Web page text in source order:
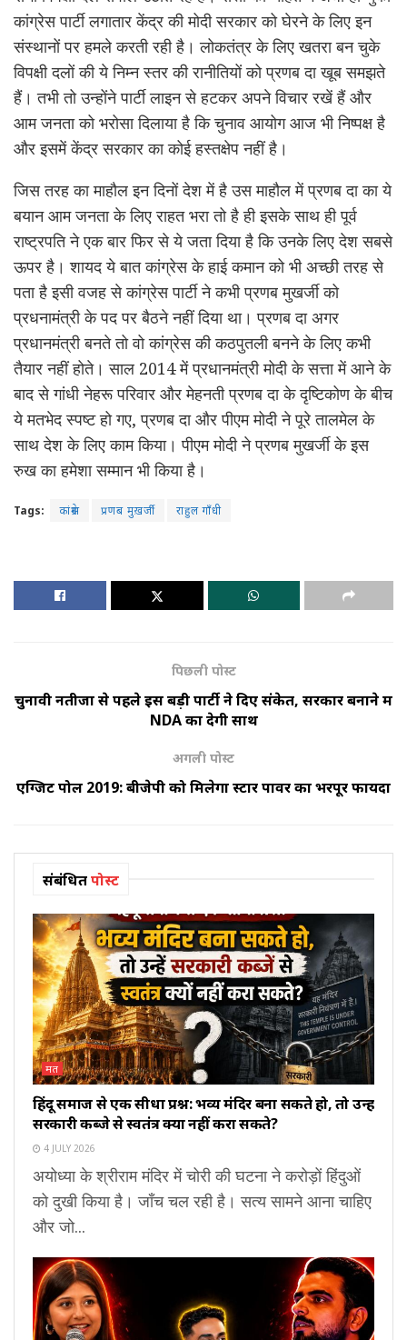
कांग्रेस पार्टी लगातार केंद्र की मोदी सरकार को घेरने के लिए इन
संस्थानों पर हमले करती रही है। लोकतंत्र के लिए खतरा बन चुके
विपक्षी दलों की ये निम्न स्तर की रानीतियों को प्रणब दा खूब समझते
हैं। तभी तो उन्होंने पार्टी लाइन से हटकर अपने विचार रखें हैं और
आम जनता को भरोसा दिलाया है कि चुनाव आयोग आज भी निष्पक्ष है
और इसमें केंद्र सरकार का कोई हस्तक्षेप नहीं है।
जिस तरह का माहौल इन दिनों देश में है उस माहौल में प्रणब दा का ये
बयान आम जनता के लिए राहत भरा तो है ही इसके साथ ही पूर्व
राष्ट्रपति ने एक बार फिर से ये जता दिया है कि उनके लिए देश सबसे
ऊपर है। शायद ये बात कांग्रेस के हाई कमान को भी अच्छी तरह से
पता है इसी वजह से कांग्रेस पार्टी ने कभी प्रणब मुखर्जी को
प्रधनामंत्री के पद पर बैठने नहीं दिया था। प्रणब दा अगर
प्रधानमंत्री बनते तो वो कांग्रेस की कठपुतली बनने के लिए कभी
तैयार नहीं होते। साल 2014 में प्रधानमंत्री मोदी के सत्ता में आने के
बाद से गांधी नेहरू परिवार और मेहनती प्रणब दा के दृष्टिकोण के बीच
ये मतभेद स्पष्ट हो गए, प्रणब दा और पीएम मोदी ने पूरे तालमेल के
साथ देश के लिए काम किया। पीएम मोदी ने प्रणब मुखर्जी के इस
रुख का हमेशा सम्मान भी किया है।
Tags: कांग्रेस प्रणब मुख़र्जी राहुल गाँधी
पिछली पोस्ट
चुनावी नतीजों से पहले इस बड़ी पार्टी ने दिए संकेत, सरकार बनाने में
NDA का देगी साथ
अगली पोस्ट
एग्जिट पोल 2019: बीजेपी को मिलेगा स्टार पावर का भरपूर फायदा
संबंधितपोस्ट
मत
हिंदू समाज से एक सीधा प्रश्न: भव्य मंदिर बना सकते हो, तो उन्हें
सरकारी कब्जे से स्वतंत्र क्यों नहीं करा सकते?
4 JULY 2026
अयोध्या के श्रीराम मंदिर में चोरी की घटना ने करोड़ों हिंदुओं
को दुखी किया है। जाँच चल रही है। सत्य सामने आना चाहिए
और जो...